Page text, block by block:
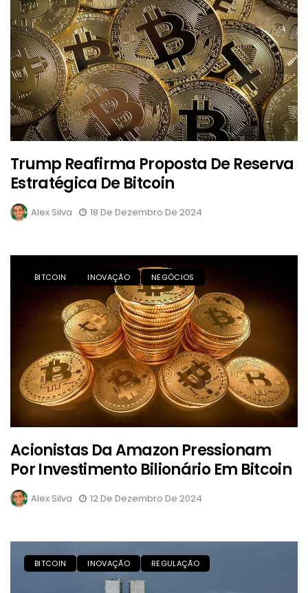
Trump Reafirma Proposta De Reserva
Estratégica De Bitcoin
Alex Silva 18 De Dezembro De 2024
BITCOIN INOVAÇÃO NEGÓCIOS
Acionistas Da Amazon Pressionam
Por Investimento Bilionário Em Bitcoin
Alex Silva 12 De Dezembro De 2024
BITCOIN INOVAÇÃO REGULAÇÃO